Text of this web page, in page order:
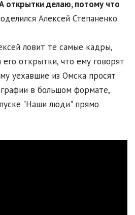
открытки делаю, потому что
Алексей Степаненко.
ловит те самые кадры,
открытки, что ему говорят
уехавшие из Омска просят
в большом формате,
"Наши люди" прямо